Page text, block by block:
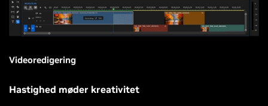
Videoredigering
Hastighed møder kreativitet